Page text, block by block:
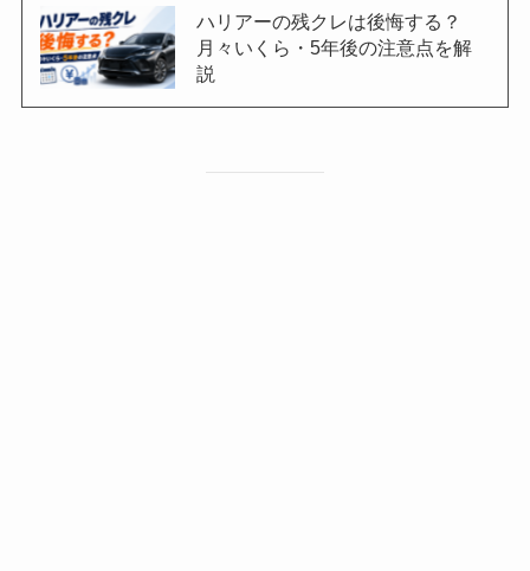
ハリアーの残クレは後悔する？
月々いくら・5年後の注意点を解
説